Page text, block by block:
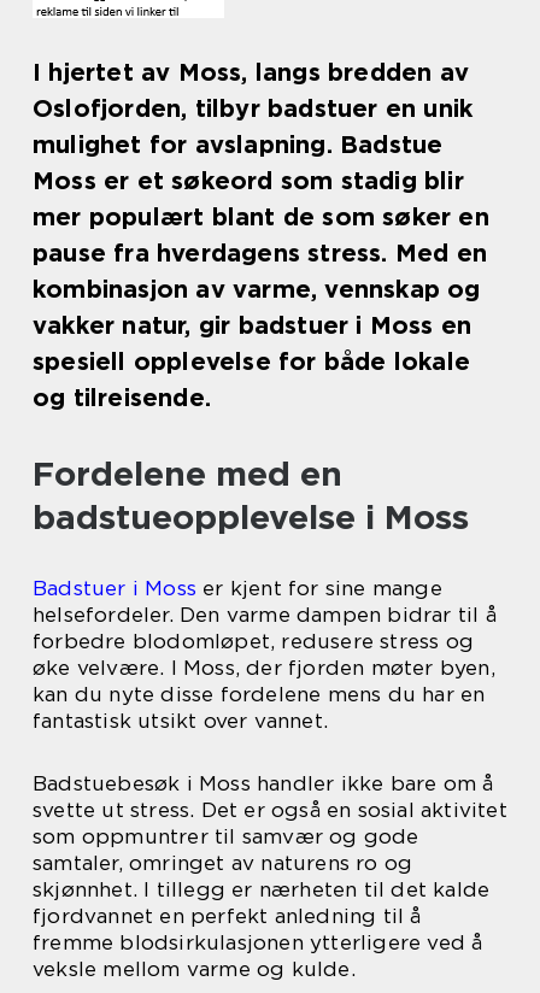
I hjertet av Moss, langs bredden av
Oslofjorden, tilbyr badstuer en unik
mulighet for avslapning. Badstue
Moss er et søkeord som stadig blir
mer populært blant de som søker en
pause fra hverdagens stress. Med en
kombinasjon av varme, vennskap og
vakker natur, gir badstuer i Moss en
spesiell opplevelse for både lokale
og tilreisende.
Fordelene med en
badstueopplevelse i Moss
Badstuer i Moss er kjent for sine mange
helsefordeler. Den varme dampen bidrar til å
forbedre blodomløpet, redusere stress og
øke velvære. I Moss, der fjorden møter byen,
kan du nyte disse fordelene mens du har en
fantastisk utsikt over vannet.
Badstuebesøk i Moss handler ikke bare om å
svette ut stress. Det er også en sosial aktivitet
som oppmuntrer til samvær og gode
samtaler, omringet av naturens ro og
skjønnhet. I tillegg er nærheten til det kalde
fjordvannet en perfekt anledning til å
fremme blodsirkulasjonen ytterligere ved å
veksle mellom varme og kulde.